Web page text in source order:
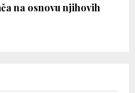
na osnovu njihovih